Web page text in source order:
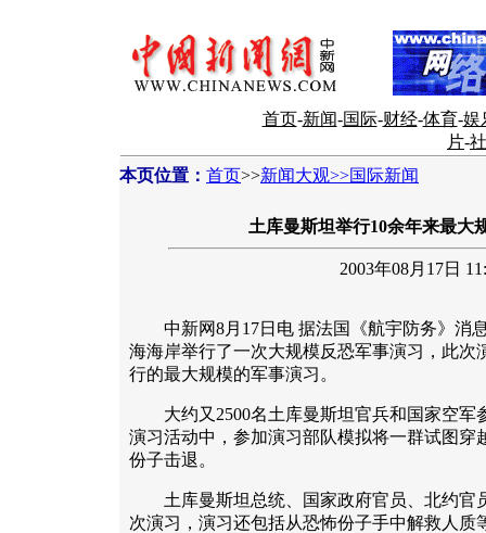
首页-新闻-国际-财经-体育-娱
片-
本页位置： 首页>>新闻大观>>国际新闻
土库曼斯坦举行10余年来最大
2003年08月17日
中新网8月17日电 据法国《航宇防务》消
海海岸举行了一次大规模反恐军事演习，此次
行的最大规模的军事演习。
大约又2500名土库曼斯坦官兵和国家空军
演习活动中，参加演习部队模拟将一群试图穿
份子击退。
土库曼斯坦总统、国家政府官员、北约官
次演习，演习还包括从恐怖份子手中解救人质